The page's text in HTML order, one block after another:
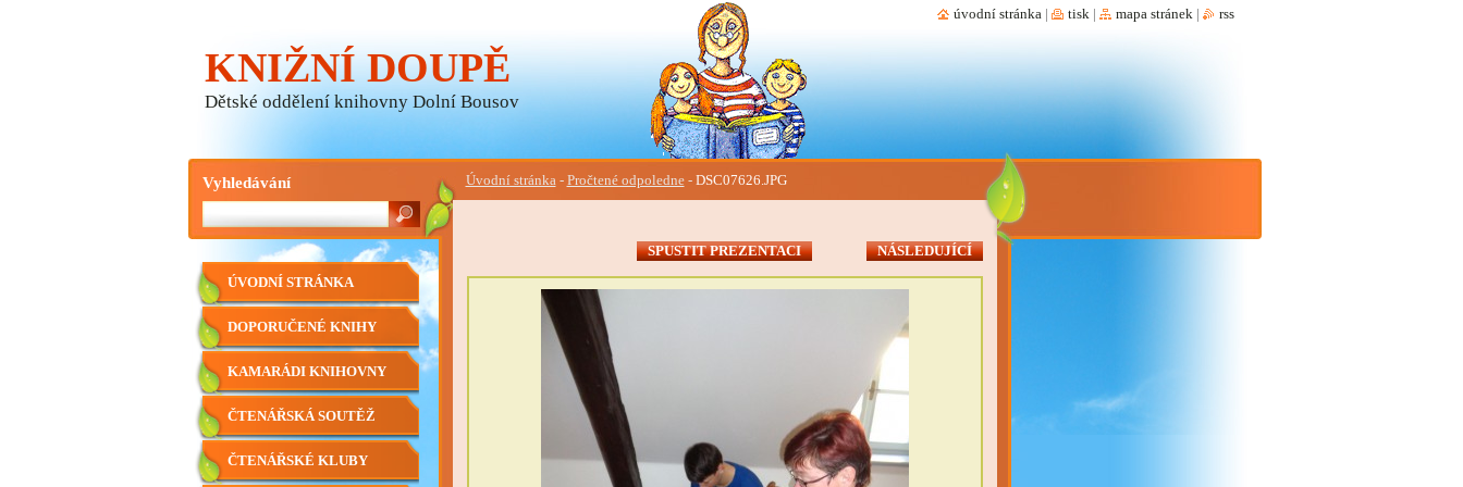
KNIŽNÍ DOUPĚ
Dětské oddělení knihovny Dolní Bousov
Úvodní stránka - Pročtené odpoledne - DSC07626.JPG
SPUSTIT PREZENTACI NÁSLEDUJÍCÍ
ÚVODNÍ STRÁNKA
DOPORUČENÉ KNIHY
KAMARÁDI KNIHOVNY
ČTENÁŘSKÁ SOUTĚŽ
ČTENÁŘSKÉ KLUBY
Vyhledávání
úvodní stránka tisk mapa stránek rss